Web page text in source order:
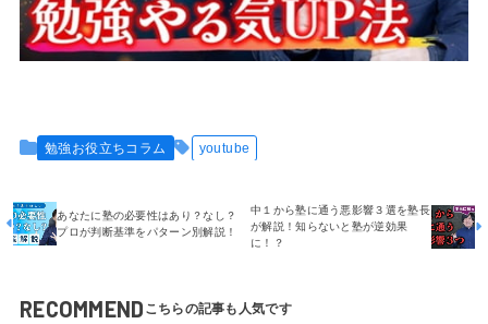
勉強お役立ちコラム youtube
あなたに塾の必要性はあり？なし？
プロが判断基準をパターン別解説！
中１から塾に通う悪影響３選を塾長
が解説！知らないと塾が逆効果
に！？
RECOMMEND